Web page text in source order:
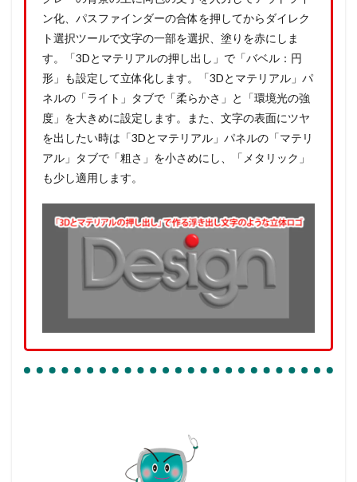
ン化、パスファインダーの合体を押してからダイレク
ト選択ツールで文字の一部を選択、塗りを赤にしま
す。「3Dとマテリアルの押し出し」で「バベル：円
形」も設定して立体化します。「3Dとマテリアル」パ
ネルの「ライト」タブで「柔らかさ」と「環境光の強
度」を大きめに設定します。また、文字の表面にツヤ
を出したい時は「3Dとマテリアル」パネルの「マテリ
アル」タブで「粗さ」を小さめにし、「メタリック」
も少し適用します。